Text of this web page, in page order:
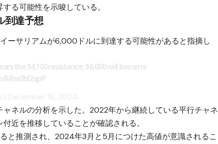
る可能性を示唆している。
到達予想
ーサリアムが6,000ドルに到達する可能性があると指摘し
ネルの分析を示した。2022年から継続している平行チャネ
近を推移していることが確認される。
と推測され、2024年3月と5月につけた高値が意識されるこ